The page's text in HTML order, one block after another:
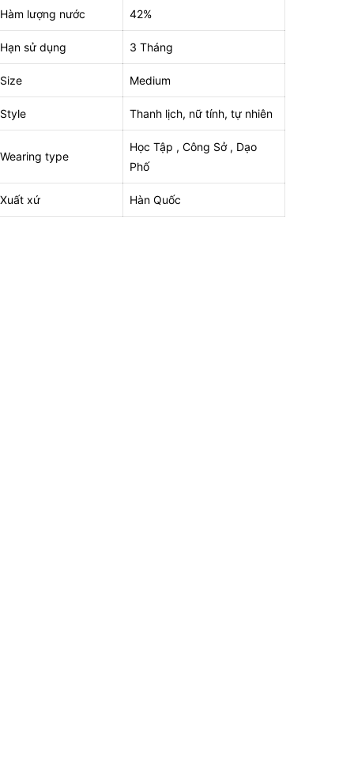
Hàm lượng nước 42%
Hạn sử dụng 3 Tháng
Size Medium
Style Thanh lịch, nữ tính, tự nhiên
Wearing type
Học Tập , Công Sở , Dạo
Phố
Xuất xứ Hàn Quốc